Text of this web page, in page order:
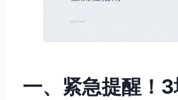
一、紧急提醒！